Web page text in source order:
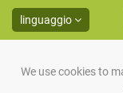
We use cookies to
linguaggio